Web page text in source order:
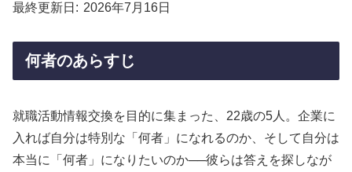
最終更新日 2026年7月16日
何者のあらすじ
就職活動情報交換を目的に集まった、22歳の5人。企業に
入れば自分は特別な「何者」になれるのか、そして自分は
本当に「何者」になりたいのか──彼らは答えを探しなが